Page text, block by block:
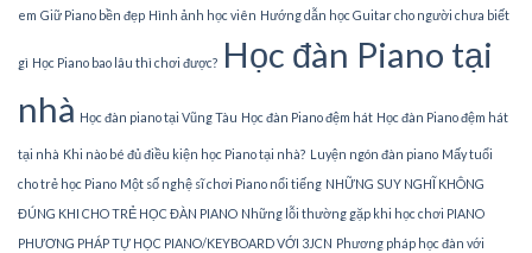
em Giữ Piano bền đẹp Hình ảnh học viên Hướng dẫn học Guitar cho người chưa biết
gì Học Piano bao lâu thì chơi được? Học đàn Piano tại
nhà Học đàn piano tại Vũng Tàu Học đàn Piano đệm hát Học đàn Piano đệm hát
tại nhà Khi nào bé đủ điều kiện học Piano tại nhà? Luyện ngón đàn piano Mấy tuổi
cho trẻ học Piano Một số nghệ sĩ chơi Piano nổi tiếng NHỮNG SUY NGHĨ KHÔNG
ĐÚNG KHI CHO TRẺ HỌC ĐÀN PIANO Những lỗi thường gặp khi học chơi PIANO
PHƯƠNG PHÁP TỰ HỌC PIANO/KEYBOARD VỚI 3JCN Phương pháp học đàn với